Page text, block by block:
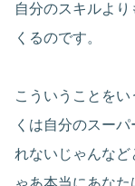
自分のスキルよ
くるのです。
こういうことを
くは自分のスー
れないじゃんな